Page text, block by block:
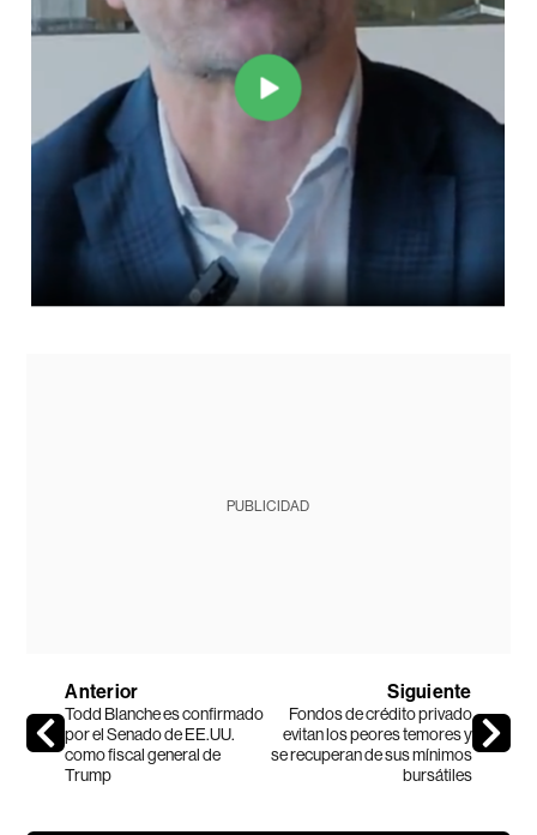
PUBLICIDAD
Anterior
Todd Blanche es confirmado
por el Senado de EE.UU.
como fiscal general de
Trump
Siguiente
Fondos de crédito privado
evitan los peores temores y
se recuperan de sus mínimos
bursátiles